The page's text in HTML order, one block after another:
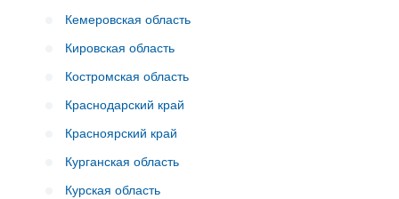
Кемеровская область
Кировская область
Костромская область
Краснодарский край
Красноярский край
Курганская область
Курская область